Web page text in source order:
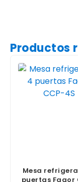
Productos
Mesa
puertas Fagor